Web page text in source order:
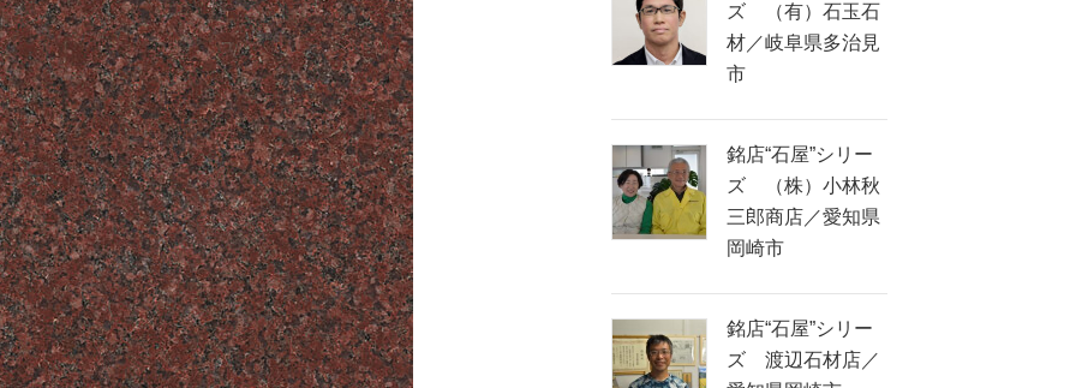
ズ （有）石玉石
材／岐阜県多治見
市
銘店“石屋”シリー
ズ （株）小林秋
三郎商店／愛知県
岡崎市
銘店“石屋”シリー
ズ 渡辺石材店／